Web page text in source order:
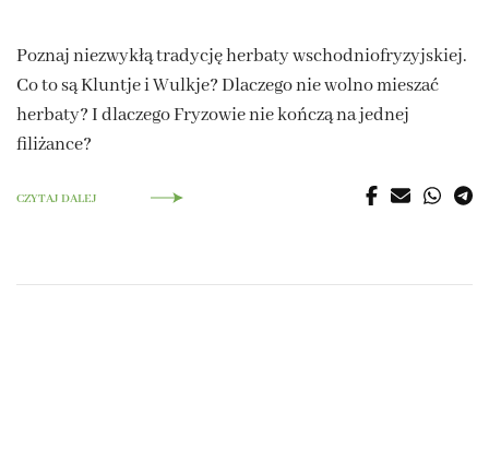
Poznaj niezwykłą tradycję herbaty wschodniofryzyjskiej.
Co to są Kluntje i Wulkje? Dlaczego nie wolno mieszać
herbaty? I dlaczego Fryzowie nie kończą na jednej
filiżance?
CZYTAJ DALEJ